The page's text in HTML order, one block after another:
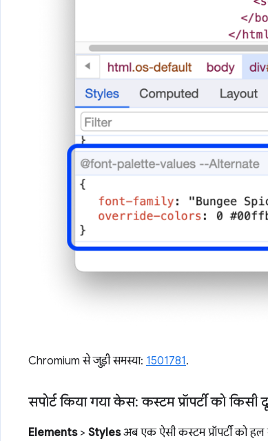
Chromium से जुड़ी समस्या: 1501781.
सपोर्ट किया गया केस: कस्टम प्रॉपर्टी को
Elements> Stylesअब एक ऐसी कस्टम प्रॉपर्टी को